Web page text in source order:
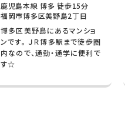
鹿児島本線 博多 徒歩15分
福岡市博多区美野島2丁目
博多区美野島にあるマンショ
ンです。 ＪＲ博多駅まで徒歩圏
内なので、通勤・通学に便利で
す☆